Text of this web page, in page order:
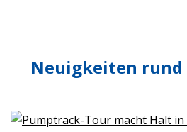
Neuigkeiten rund